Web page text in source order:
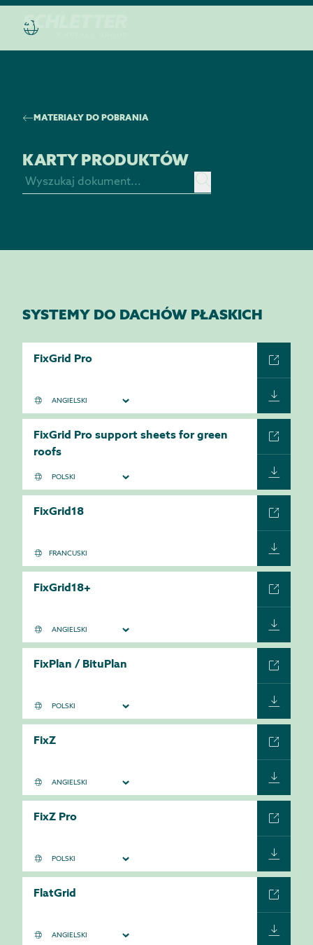
MATERIAŁY DO POBRANIA
KARTY PRODUKTÓW
SYSTEMY DO DACHÓW PŁASKICH
FixGrid Pro
FixGrid Pro support sheets for green
roofs
FixGrid18
FRANCUSKI
FixGrid18+
FixPlan / BituPlan
FixZ
FixZ Pro
FlatGrid